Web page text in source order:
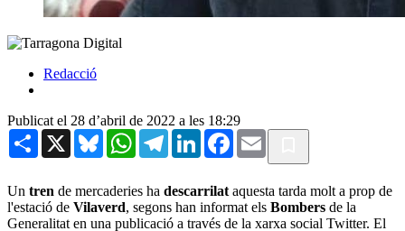
Redacció
Publicat el 28 d’abril de 2022 a les 18:29
Share X BlueskyWhatsAppTelegramLinkedInFacebook
Email
Un tren de mercaderies ha descarrilat aquesta tarda molt a prop de
l'estació de Vilaverd, segons han informat els Bombers de la
Generalitat en una publicació a través de la xarxa social Twitter. El